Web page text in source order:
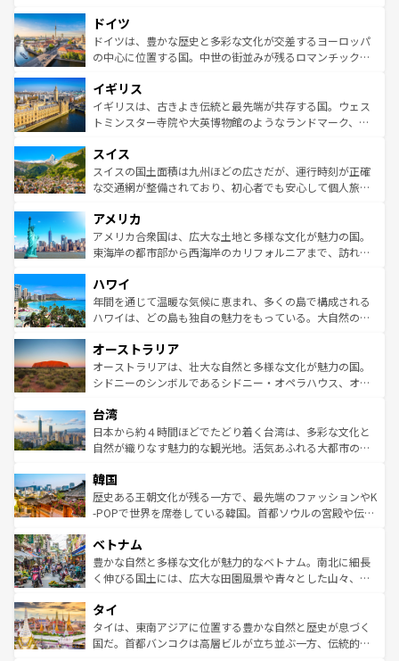
せる。地方によって風土や気候が異なるスペインはその個
性で訪れる人を魅了する。 なお、新着のスペイン情報は コ
ンテンツ一覧を参照してほしい。
で、幅広い魅力が詰まっている。華麗な宮殿、歴史的な大
聖堂、美しいビーチ、そして豊かな自然が、訪れる者を心
から魅了する。また、フランスは美食の国としても知ら
いる。シャンパンの発祥地であるランス、プロヴァンスの
香り高いラベンダー畑など、多彩な楽しみ方が可能だ。さ
らに、パリ以外の地域にも魅力が溢れており、どの街角に
れる地方に足を運ぶとそれぞれで全く異なる文化を体験で
きるだろう。 なお、新着のフランス情報はコンテンツ一覧
を参照してほしい。
ドイツ
ドイツは、豊かな歴史と多彩な文化が交差するヨーロッパ
の中心に位置する国。中世の街並みが残るロマンチック街
顔を持つこの国は、どこを歩いても飽きることがない。ベ
ルリンの文化的活気、バイエルン州のアルプスの絶景、そ
してライン川沿いのワイン畑といった風景は必見。ビール
は、お酒好きな人にはぜひ体験してほしい。 なお、新着の
ドイツ情報はコンテンツ一覧を参照してほしい。
イギリス
イギリスは、古きよき伝統と最先端が共存する国。ウェス
トミンスター寺院や大英博物館のようなランドマーク、歴
リアごとに異なる魅力がある。また、優雅なアフタヌーン
ティー、ビール好きにはたまらない英国パブ、サッカー観
戦など、本場だからこそできる体験も豊富。イギリスを旅
ンツ一覧を参照してほしい。
スイス
スイスの国土面積は九州ほどの広さだが、運行時刻が正確
な交通網が整備されており、初心者でも安心して個人旅行
の建物がそのまま残る町や、スイスならではのユニークな
博物館もあり、アルプス観光だけでなく町歩きも満喫する
ことができる。国民の所得が高いため物価も高いが、旅行
ば市内交通費無料で観光を楽しむこともできる。 なお、新
着のスイス情報はコンテンツ一覧 を参照してほしい。
アメリカ
アメリカ合衆国は、広大な土地と多様な文化が魅力の国。
東海岸の都市部から西海岸のカリフォルニアまで、訪れる
のような巨大都市は、観光、ショッピング、エンターテイ
ンメントが詰まった刺激的なスポットだ。一方、アメリカ
西部には大自然が広がり、グランドキャニオンやイエロー
部のニューオーリンズでは、音楽と美食が融合した独特の
文化が魅力。旅行者はアメリカの各地域で異なる魅力を楽
しみながら、その多様性と豊かな歴史を感じることができ
ならではの贅沢な旅のスタイルだ。 なお、新着のアメリカ
情報はコンテンツ一覧を参照してほしい。
ハワイ
年間を通じて温暖な気候に恵まれ、多くの島で構成される
ハワイは、どの島も独自の魅力をもっている。大自然の神
ワイ島は見逃せない。また、定番の観光地といえばオアフ
島だが、静かな自然を求めるならマウイ島やカウアイ島が
おすすめ。エメラルドグリーンに輝く海をはじめ、豊かな
れるおもてなしの心で訪れる人々を迎えてくれるハワイの
人々、おいしいローカルフードやハワイアンミュージッ
ク、伝統的なフラダンスなど、すべてがハワイの魅力を彩
ワイを、存分に味わってほしい。 なお、新着のハワイ情報
はコンテンツ一覧を参照してほしい。
オーストラリア
オーストラリアは、壮大な自然と多様な文化が魅力の国。
シドニーのシンボルであるシドニー・オペラハウス、オー
リアリーフや大陸中央部にそびえるウルル（エアーズロッ
ク）、タスマニアの美しい原生林やケアンズの熱帯雨林な
ど、見どころがたくさん。また、カフェやワイン、オージ
いる。アクティビティも充実しており、サーフィンやダイ
ビング、ハイキングなど、アウトドア好きにはたまらな
い。オーストラリアの多彩な魅力を存分に味わいつくそ
参照してほしい。
台湾
日本から約４時間ほどでたどり着く台湾は、多彩な文化と
自然が織りなす魅力的な観光地。活気あふれる大都市の台
ン）、静ひつな山岳地帯である台湾東部など、都市の喧騒
と山間の静けさが共存しており、訪れる人に新しい発見と
驚きをもたらしてくれる。また、奥深い台湾の食文化も魅
容にもいいと評判のスイーツなど、バラエティ豊かな料理
が味わえる。 なお、新着の台湾情報は コンテンツ一覧を参
照してほしい。
韓国
歴史ある王朝文化が残る一方で、最先端のファッションやK
-POPで世界を席巻している韓国。首都ソウルの宮殿や伝統
き、地方に足を延ばせば四季折々の自然美を楽しむことが
できる。そして、キムチや焼肉、絶品のストリートフード
まで、さまざまな韓国料理が待っている。夜には、韓国な
リティに包まれながら、韓国の多彩な魅力を心ゆくまで味
わってみてほしい。 なお、新着の韓国情報はコンテンツ一
覧を参照してほしい。
ベトナム
豊かな自然と多様な文化が魅力的なベトナム。南北に細長
く伸びる国土には、広大な田園風景や青々とした山々、世
急速な発展と共に伝統が息づく。ハノイの古い町並みやホ
ーチミン市のフランス統治時代の建物も、独特の雰囲気を
醸し出している。また、バラエティの豊かさとおいしさで
タイ
タイは、東南アジアに位置する豊かな自然と歴史が息づく
国だ。首都バンコクは高層ビルが立ち並ぶ一方、伝統的な